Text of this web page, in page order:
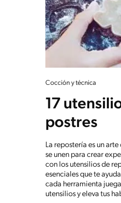
Cocción y técnica
17
postres
La repostería es un
se unen para crear
con los utensilios de
esenciales que te
cada herramienta
utensilios y eleva tus